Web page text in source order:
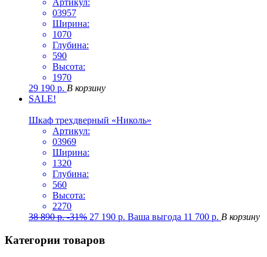
Артикул:
03957
Ширина:
1070
Глубина:
590
Высота:
1970
29 190 р. В корзину
SALE!
Шкаф трехдверный «Николь»
Артикул:
03969
Ширина:
1320
Глубина:
560
Высота:
2270
38 890р. -31% 27 190 р. Ваша выгода 11 700 р. В корзину
Категории товаров